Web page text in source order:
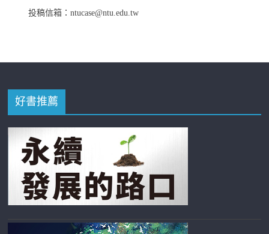
投稿信箱：ntucase@ntu.edu.tw
好書推薦